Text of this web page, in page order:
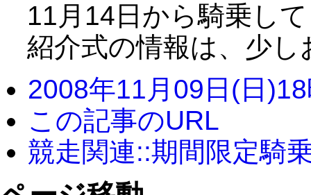
11月14日から騎乗し
紹介式の情報は、少し
2008年11月09日(日
この記事のURL
競走関連::期間限定騎